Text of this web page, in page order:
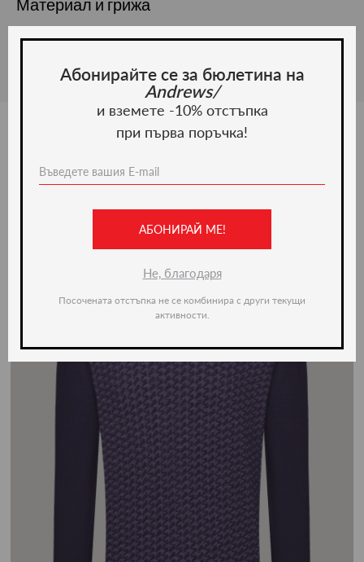
Материал и грижа
Материал: Вълна
Ние препоръчваме
Абонирайте се за бюлетина на
Andrews/
и вземете -10% отстъпка
при първа поръчка!
АБОНИРАЙ МЕ!
Не, благодаря
Посочената отстъпка не се комбинира с други текущи
активности.